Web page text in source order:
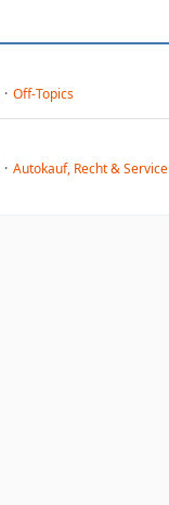
Off-Topics
Autokauf, Recht & Service